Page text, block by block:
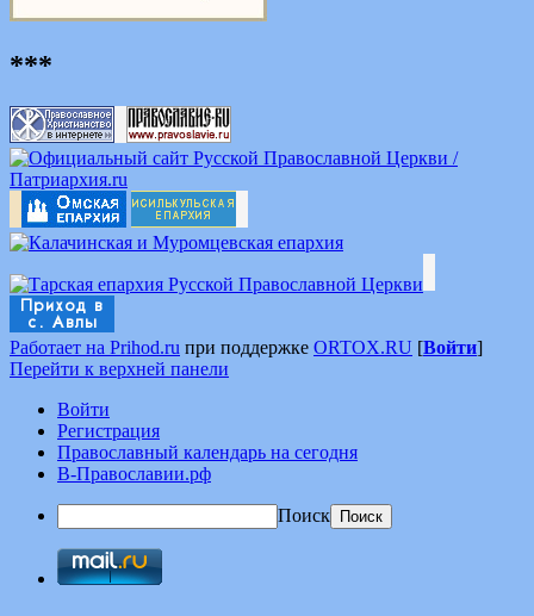
***
Работает на Prihod.ru при поддержке ORTOX.RU [Войти]
Перейти к верхней панели
Войти
Регистрация
Православный календарь на сегодня
В-Православии.рф
Поиск